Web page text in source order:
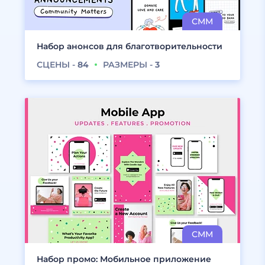
Набор анонсов для благотворительности
СЦЕНЫ - 84 РАЗМЕРЫ - 3
Набор промо: Мобильное приложение